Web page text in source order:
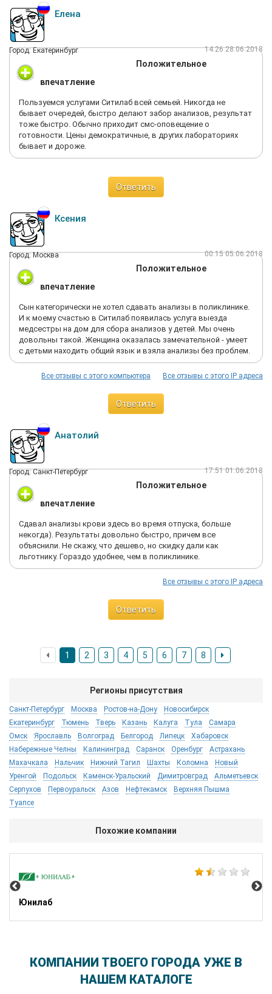
Елена
Город: Екатеринбург 14:26 28.06.2018
Положительное
впечатление
Пользуемся услугами Ситилаб всей семьей. Никогда не
бывает очередей, быстро делают забор анализов, результат
тоже быстро. Обычно приходит смс-оповещение о
готовности. Цены демократичные, в других лабораториях
бывает и дороже.
Ответить
Ксения
Город: Москва 00:15 05.06.2018
Положительное
впечатление
Сын категорически не хотел сдавать анализы в поликлинике.
И к моему счастью в Ситилаб появилась услуга выезда
медсестры на дом для сбора анализов у детей. Мы очень
довольны такой. Женщина оказалась замечательной - умеет
с детьми находить общий язык и взяла анализы без проблем.
Все отзывы с этого IP адреса
Все отзывы с этого компьютера
Ответить
Анатолий
Город: Санкт-Петербург 17:51 01.06.2018
Положительное
впечатление
Сдавал анализы крови здесь во время отпуска, больше
некогда). Результаты довольно быстро, причем все
объяснили. Не скажу, что дешево, но скидку дали как
льготнику. Гораздо удобнее, чем в поликлинике.
Все отзывы с этого IP адреса
Ответить
1 2 3 4 5 6 7 8
Регионы присутствия
Санкт-Петербург Москва Ростов-на-Дону
Новосибирск
Екатеринбург
Тюмень Тверь Казань Калуга Тула
Самара
Омск
Ярославль Волгоград Белгород Липецк
Хабаровск
Набережные Челны
Калининград Саранск Оренбург
Астрахань
Махачкала
Нальчик Нижний Тагил Шахты Коломна
Новый
Уренгой
Подольск Каменск-Уральский Димитровград
Альметьевск
Серпухов
Первоуральск Азов Нефтекамск
Верхняя Пышма
Туапсе
Похожие компании
Юнилаб
КОМПАНИИ ТВОЕГО ГОРОДА УЖЕ В
НАШЕМ КАТАЛОГЕ